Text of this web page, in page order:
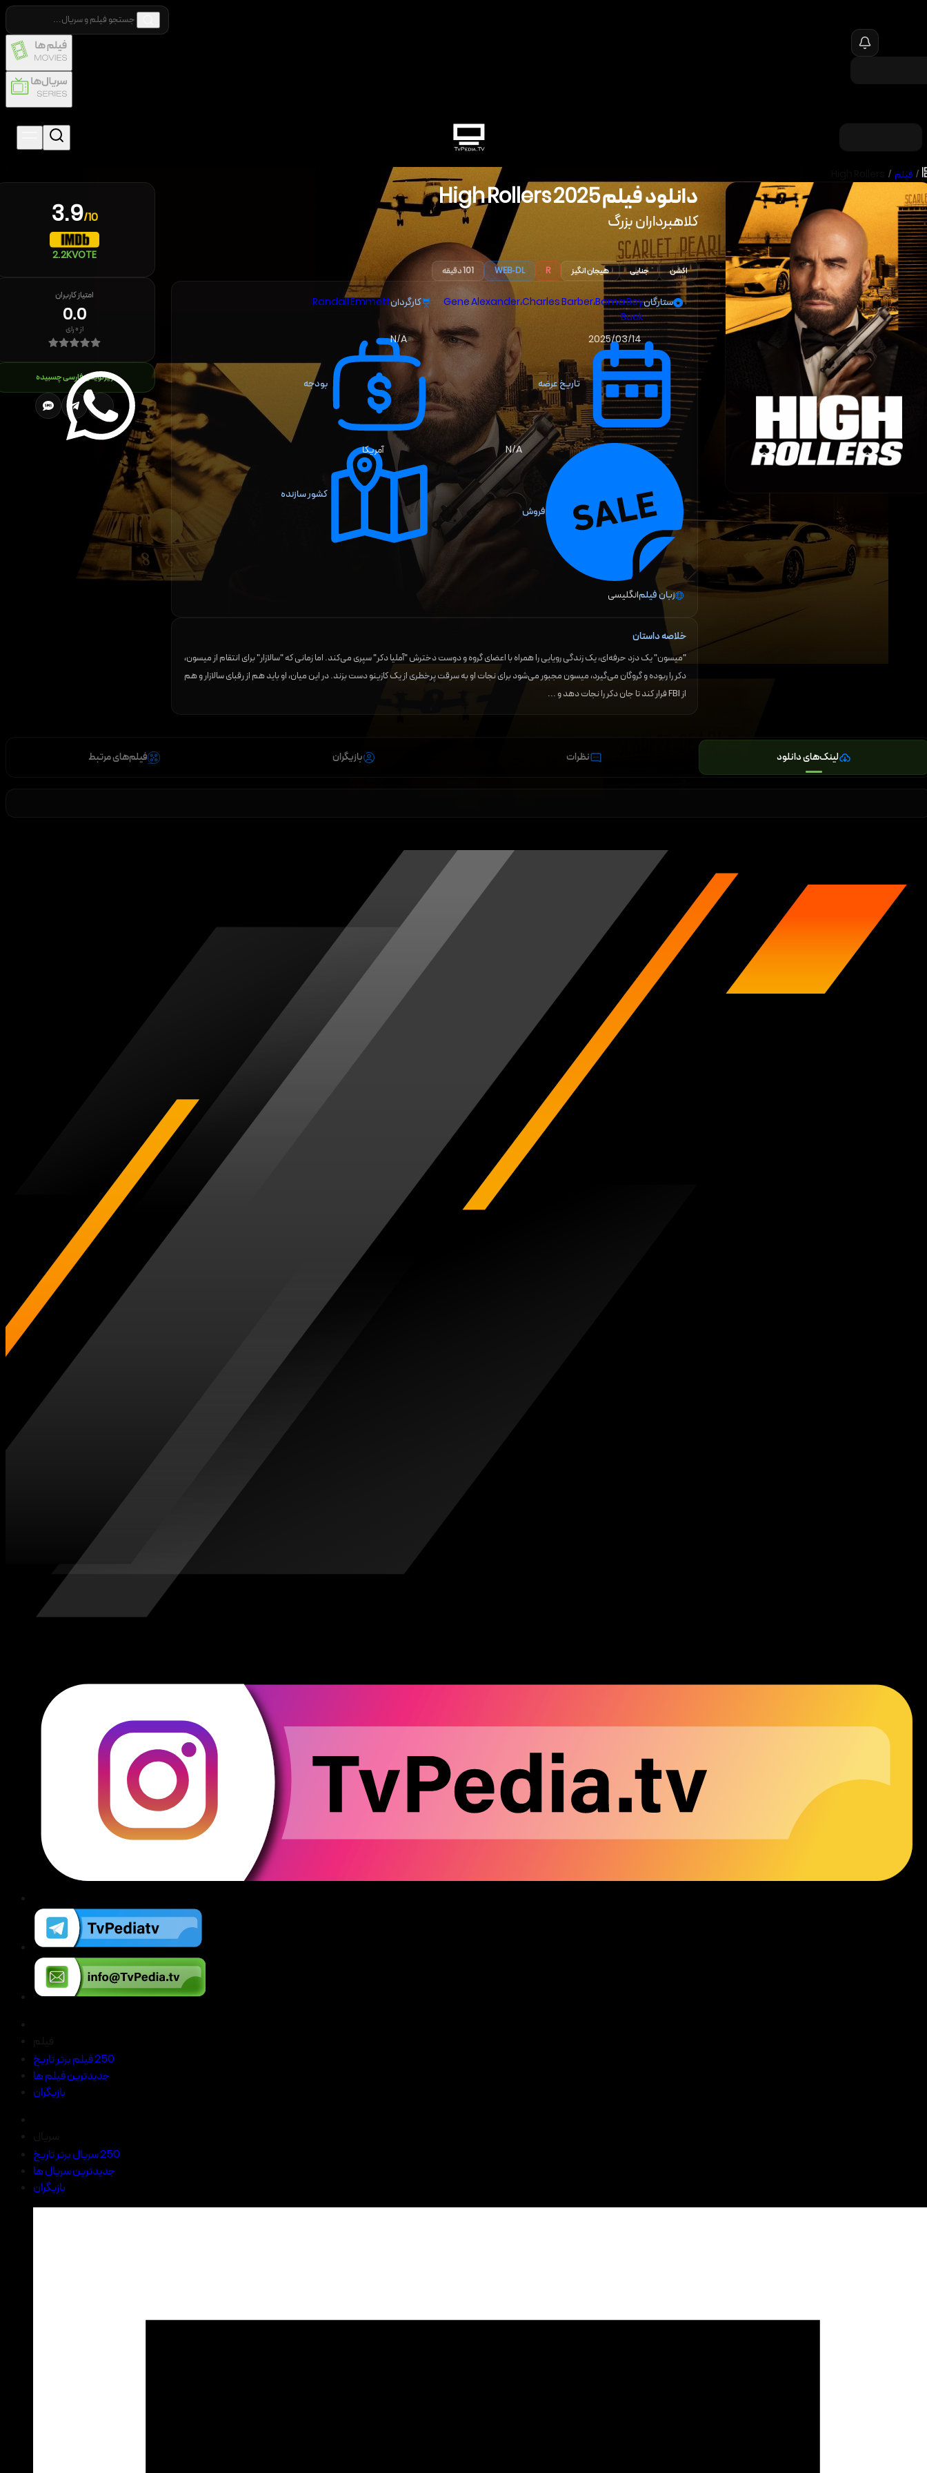
/ فیلم /
دانلود فیلم2025
High Rollers
کلاهبرداران بزرگ
اکشن جنایی هیجان انگیز R
WEB-DL 101 دقیقه
ستارگان Gene Alexander،Charles Barber،Bama Boy
Buck
کارگردانRandall Emmett
تاریخ عرضه
2025/03/14
بودجه
N/A
فروش
N/A
کشور سازنده
آمریکا
زبان فیلمانگلیسی
خلاصه داستان
"میسون" یک دزد حرفه‌ای، یک زندگی رویایی‌ را همراه با اعضای گروه و دوست‌ دخترش "آملیا دکر" سپری می‌کند. اما زمانی که "سالازار" برای انتقام از میسون،
دکر را ربوده و گروگان می‌گیرد، میسون مجبور می‌شود برای نجات او به سرقت پرخطری از یک کازینو دست بزند. در این میان، او باید هم از رقبای سالازار و هم
از FBI فرار کند تا جان دکر را نجات دهد و ...
3.9/10
2.2KVOTE
امتیاز کاربران
0.0
از۰رای
زیرنویس فارسی چسبیده
لینک‌های دانلود نظرات بازیگران فیلم‌های مرتبط
250 فیلم برتر تاریخ
جدیدترین فیلم ها
بازیگران
250 سریال برتر تاریخ
جدیدترین سریال ها
بازیگران